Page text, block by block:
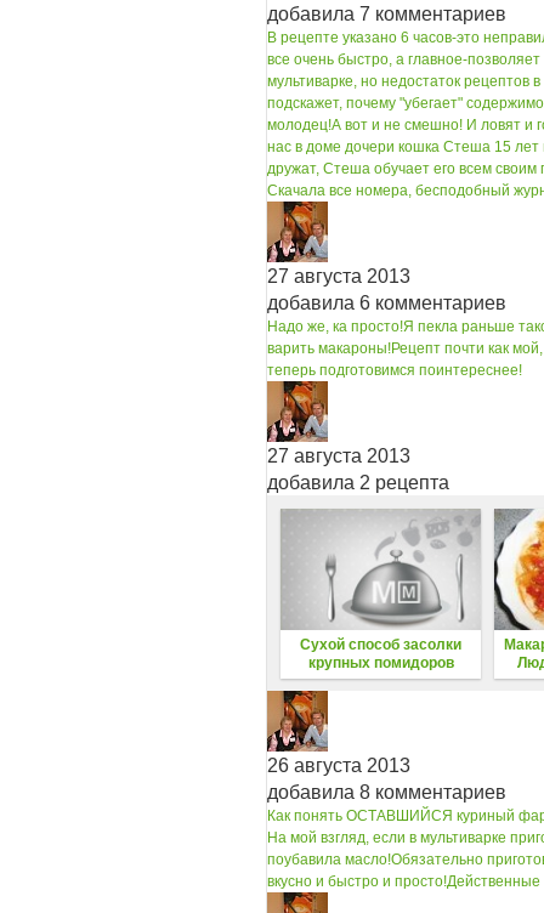
добавила 7 комментариев
В рецепте указано 6 часов-это
все очень быстро, а главное-
мультиварке, но недостаток рецептов
подскажет, почему "убегает"
молодец!А вот и не смешно! И ловят и
нас в доме дочери кошка Стеша 15 лет
дружат, Стеша обучает его всем своим
Скачала все номера, бесподобный
27 августа 2013
добавила 6 комментариев
Надо же, ка просто!Я пекла раньше
варить макароны!Рецепт почти как
теперь подготовимся поинтереснее!
27 августа 2013
добавила 2 рецепта
Сухой способ засолки
крупных помидоров
26 августа 2013
добавила 8 комментариев
Как понять ОСТАВШИЙСЯ куриный
На мой взгляд, если в мультиварке
поубавила масло!Обязательно
вкусно и быстро и просто!